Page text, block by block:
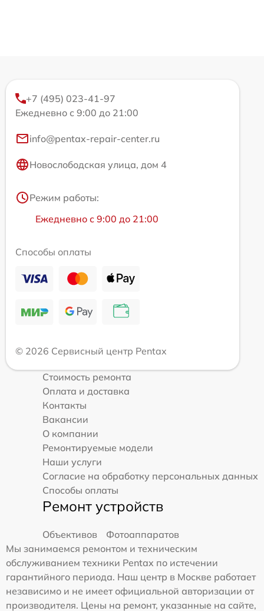
+7 (495) 023-41-97
Ежедневно с 9:00 до 21:00
info@pentax-repair-center.ru
Новослободская улица, дом 4
Режим работы:
Ежедневно с 9:00 до 21:00
Способы оплаты
© 2026 Сервисный центр Pentax
Стоимость ремонта
Оплата и доставка
Контакты
Вакансии
О компании
Ремонтируемые модели
Наши услуги
Согласие на обработку персональных данных
Способы оплаты
Ремонт устройств
Объективов
Фотоаппаратов
Мы занимаемся ремонтом и техническим
обслуживанием техники Pentax по истечении
гарантийного периода. Наш центр в Москве работает
независимо и не имеет официальной авторизации от
производителя. Цены на ремонт, указанные на сайте,